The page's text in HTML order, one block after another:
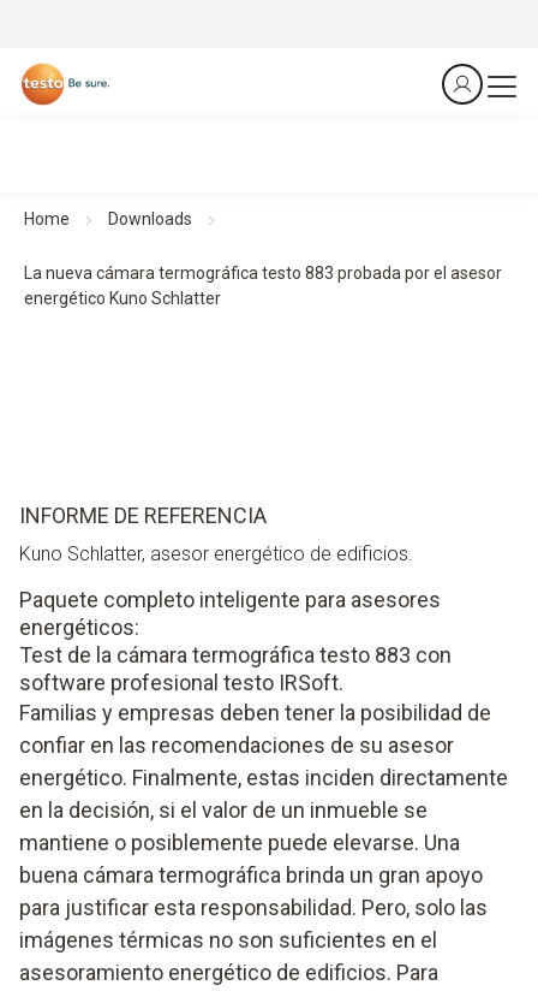
Home Downloads
La nueva cámara termográfica testo 883 probada por el asesor
energético Kuno Schlatter
INFORME DE REFERENCIA
Kuno Schlatter, asesor energético de edificios.
Paquete completo inteligente para asesores
energéticos:
Test de la cámara termográfica testo 883 con
software profesional testo IRSoft.
Familias y empresas deben tener la posibilidad de
confiar en las recomendaciones de su asesor
energético. Finalmente, estas inciden directamente
en la decisión, si el valor de un inmueble se
mantiene o posiblemente puede elevarse. Una
buena cámara termográfica brinda un gran apoyo
para justificar esta responsabilidad. Pero, solo las
imágenes térmicas no son suficientes en el
asesoramiento energético de edificios. Para